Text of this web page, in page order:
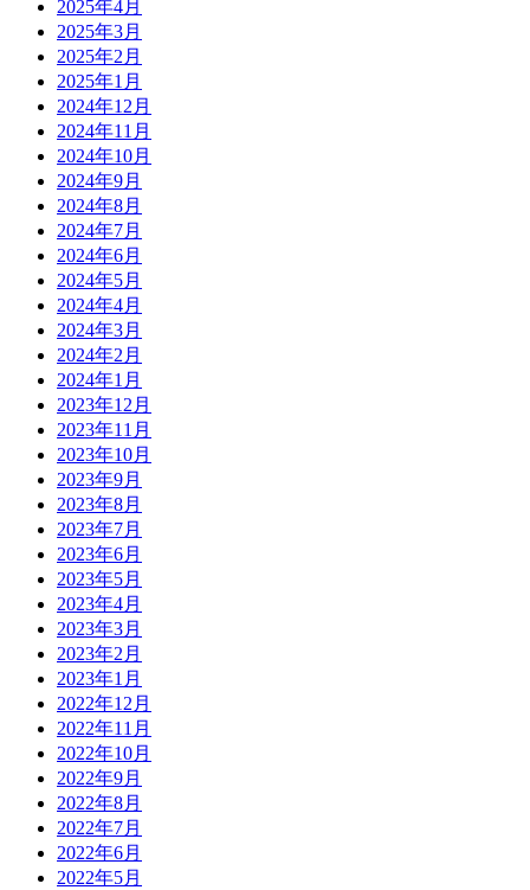
2025年4月
2025年3月
2025年2月
2025年1月
2024年12月
2024年11月
2024年10月
2024年9月
2024年8月
2024年7月
2024年6月
2024年5月
2024年4月
2024年3月
2024年2月
2024年1月
2023年12月
2023年11月
2023年10月
2023年9月
2023年8月
2023年7月
2023年6月
2023年5月
2023年4月
2023年3月
2023年2月
2023年1月
2022年12月
2022年11月
2022年10月
2022年9月
2022年8月
2022年7月
2022年6月
2022年5月